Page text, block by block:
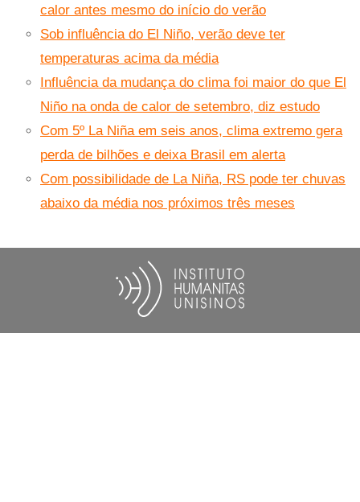
calor antes mesmo do início do verão
Sob influência do El Niño, verão deve ter
temperaturas acima da média
Influência da mudança do clima foi maior do que El
Niño na onda de calor de setembro, diz estudo
Com 5º La Niña em seis anos, clima extremo gera
perda de bilhões e deixa Brasil em alerta
Com possibilidade de La Niña, RS pode ter chuvas
abaixo da média nos próximos três meses